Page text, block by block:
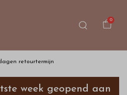
0
retourtermijn
week geopend aan